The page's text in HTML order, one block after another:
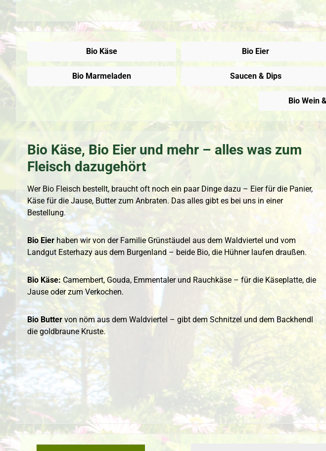
Bio Käse Bio Eier
Bio Marmeladen Saucen & Dips
Bio Wein
Bio Käse, Bio Eier und mehr – alles was zum
Fleisch dazugehört
Wer Bio Fleisch bestellt, braucht oft noch ein paar Dinge dazu – Eier für die Panier,
Käse für die Jause, Butter zum Anbraten. Das alles gibt es bei uns in einer
Bestellung.
Bio Eier haben wir von der Familie Grünstäudel aus dem Waldviertel und vom
Landgut Esterhazy aus dem Burgenland – beide Bio, die Hühner laufen draußen.
Bio Käse: Camembert, Gouda, Emmentaler und Rauchkäse – für die Käseplatte, die
Jause oder zum Verkochen.
Bio Butter von nöm aus dem Waldviertel – gibt dem Schnitzel und dem Backhendl
die goldbraune Kruste.